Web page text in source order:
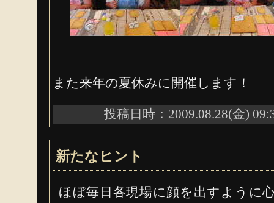
また来年の夏休みに開催します！
投稿日時：2009.08.28(金)
新たなヒント
ほぼ毎日各現場に顔を出すように